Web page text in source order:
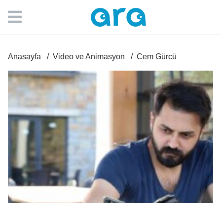
Anasayfa Video ve Animasyon Cem Gürcü